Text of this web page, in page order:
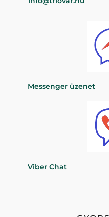
Messenger üzenet
Viber Chat